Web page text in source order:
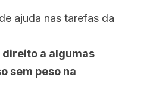
ajuda nas tarefas da
direito a algumas
sem peso na